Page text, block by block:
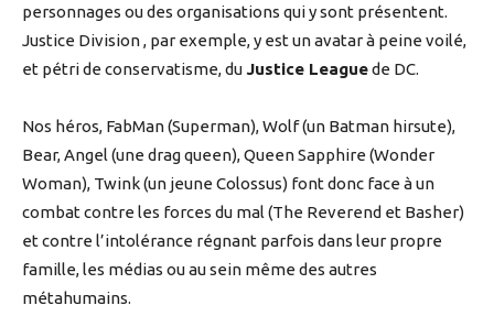
personnages ou des organisations qui y sont présentent.
Justice Division , par exemple, y est un avatar à peine voilé,
et pétri de conservatisme, du Justice Leaguede DC.
Nos héros, FabMan (Superman), Wolf (un Batman hirsute),
Bear, Angel (une drag queen), Queen Sapphire (Wonder
Woman), Twink (un jeune Colossus) font donc face à un
combat contre les forces du mal (The Reverend et Basher)
et contre l’intolérance régnant parfois dans leur propre
famille, les médias ou au sein même des autres
métahumains.